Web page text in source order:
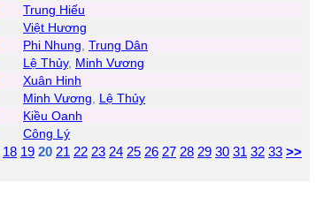
Trung Hiếu
Việt Hương
Phi Nhung Trung Dân
Lệ Thủy, Minh Vương
Xuân Hinh
Minh Vương
Lệ Thủy
Kiều Oanh
Công Lý
18 19 20 21 22 23 24 25 26 27 28 29 30 31 32 33 >>